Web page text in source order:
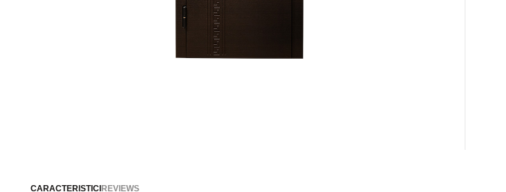
CARACTERISTICI REVIEWS